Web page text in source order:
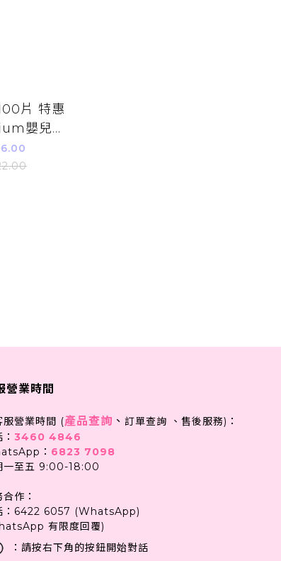
片 特惠
嬰兒濕
層淨水 蜂
營業時間
服營業時間 (產品查詢 、 訂單查詢 、售後服務)：
3460 4846
： 6823 7098
一至五 9:00-18:00
作：
：6422 6057 (WhatsApp)
有限度回覆)
：請按右下角的按鈕開始對話